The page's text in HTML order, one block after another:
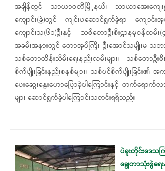
အချိန်တွင် သာယာဝတီမြို့နယ်၊ သာယာ​အေးကျေ
ကျောင်း(ခွဲ)တွင် ကျင်းပဆောင်ရွက်ခဲ့ရာ ​​ကျောင်းအု
ကျောင်းသူ(၆၁)ဦးနှင့် သစ်တောဦးစီးဌာနမှဝန်ထ
အခမ်းအနားတွင် တောအုပ်ကြီး ဦး​အောင်သူမျိုးမှ သဘ
သစ်တောထိန်းသိမ်းရေးနည်းလမ်းများ၊ သစ်တောဦ
စိုက်ပျိုးခြင်းနည်းစနစ်များ၊ သစ်ပင်စိုက်ပျိုးခြင်း၏
ပေးဆွေးနွေးဟောပြောခဲ့ပါကြောင်းနှင့် တက်ရောက်
များ ဆောင်ရွက်ခဲ့ပါကြောင်းသတင်းရရှိသည်။
ပဲခူးတိုင်းဒေသ
ချွေတာသုံးစွဲရ